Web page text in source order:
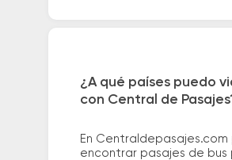
¿A qué países puedo
con Central de
En Centraldepasajes.com
encontrar pasajes de bus